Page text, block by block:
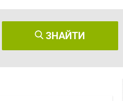
ЗНАЙТИ